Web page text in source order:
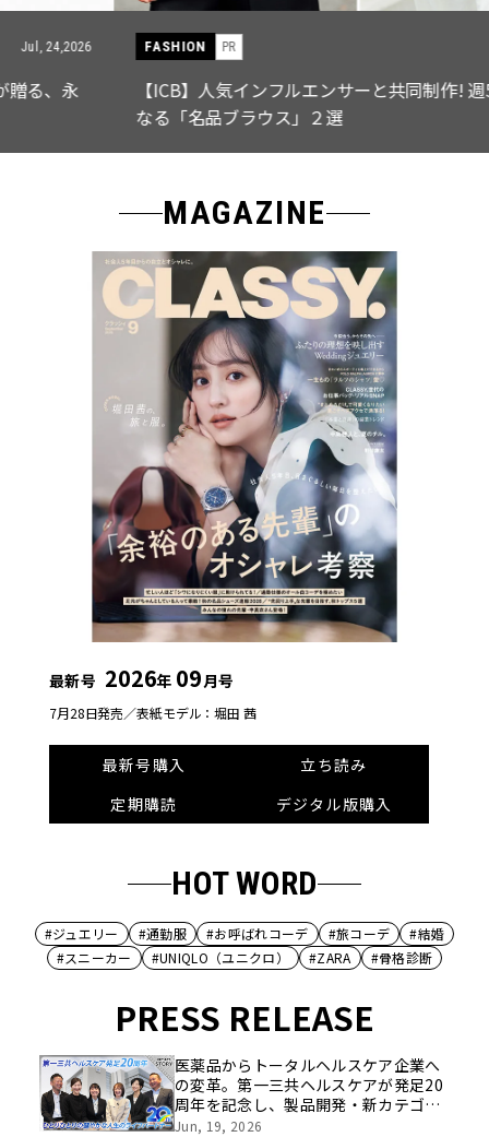
FASHION
【ICB】人気インフルエンサーと共同制作! 週5で着たく
なる「名品ブラウス」２選
MAGAZINE
最新号 2026年 09月号
7月28日発売／表紙モデル：堀田 茜
最新号購入
立ち読み
定期購読
デジタル版購入
HOT WORD
#ジュエリー #通勤服 #お呼ばれコーデ #旅コーデ
#結婚
#スニーカー
#UNIQLO（ユニクロ） #ZARA #骨格診断
PRESS RELEASE
医薬品からトータルヘルスケア企業へ
の変革。第一三共ヘルスケアが発足20
周年を記念し、製品開発・新カテゴリ
挑戦の舞台や旧社統合時のエピソード
Jun, 19, 2026